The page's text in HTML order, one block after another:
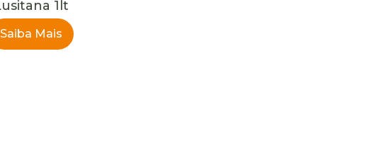
1lt
Saiba Mais